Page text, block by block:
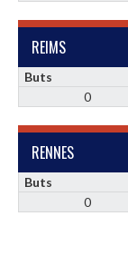
REIMS
Buts
0
RENNES
Buts
0